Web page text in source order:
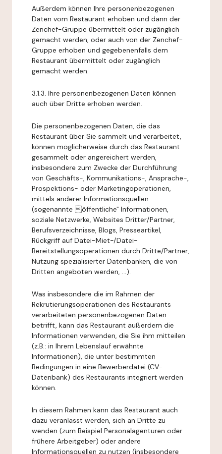
Außerdem können Ihre personenbezogenen
Daten vom Restaurant erhoben und dann der
Zenchef-Gruppe übermittelt oder zugänglich
gemacht werden, oder auch von der Zenchef-
Gruppe erhoben und gegebenenfalls dem
Restaurant übermittelt oder zugänglich
gemacht werden.
3.1.3. Ihre personenbezogenen Daten können
auch über Dritte erhoben werden.
Die personenbezogenen Daten, die das
Restaurant über Sie sammelt und verarbeitet,
können möglicherweise durch das Restaurant
gesammelt oder angereichert werden,
insbesondere zum Zwecke der Durchführung
von Geschäfts-, Kommunikations-, Ansprache-,
Prospektions- oder Marketingoperationen,
mittels anderer Informationsquellen
(sogenannte öffentliche" Informationen,
soziale Netzwerke, Websites Dritter/Partner,
Berufsverzeichnisse, Blogs, Presseartikel,
Rückgriff auf Datei-Miet-/Datei-
Bereitstellungsoperationen durch Dritte/Partner,
Nutzung spezialisierter Datenbanken, die von
Dritten angeboten werden, ...).
Was insbesondere die im Rahmen der
Rekrutierungsoperationen des Restaurants
verarbeiteten personenbezogenen Daten
betrifft, kann das Restaurant außerdem die
Informationen verwenden, die Sie ihm mitteilen
(z.B.: in Ihrem Lebenslauf erwähnte
Informationen), die unter bestimmten
Bedingungen in eine Bewerberdatei (CV-
Datenbank) des Restaurants integriert werden
können.
In diesem Rahmen kann das Restaurant auch
dazu veranlasst werden, sich an Dritte zu
wenden (zum Beispiel Personalagenturen oder
frühere Arbeitgeber) oder andere
Informationsquellen zu nutzen (insbesondere